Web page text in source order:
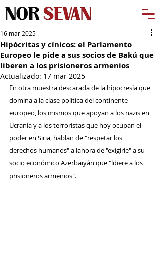
Hipócritas y cínicos: el Parlamento
Europeo le pide a sus socios de Bakú que
liberen a los prisioneros armenios
16 mar 2025
Actualizado: 17 mar 2025
En otra muestra descarada de la hipocresía que
domina a la clase política del continente
europeo, los mismos que apoyan a los nazis en
Ucrania y a los terroristas que hoy ocupan el
poder en Siria, hablan de "respetar los
derechos humanos" a lahora de "exigirle" a su
socio económico Azerbaiyán que "libere a los
prisioneros armenios".